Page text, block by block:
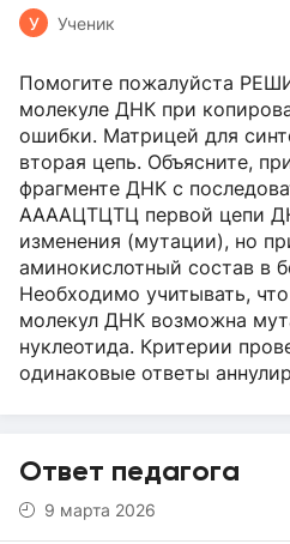
У Ученик
Помогите пожалуйста
молекуле ДНК при
ошибки. Матрицей для
вторая цепь. Объясните,
фрагменте ДНК с
ААААЦТЦТЦ первой цепи
изменения (мутации), но
аминокислотный состав в
Необходимо учитывать,
молекул ДНК возможна
нуклеотида. Критерии
одинаковые ответы
Ответ педагога
9 марта 2026